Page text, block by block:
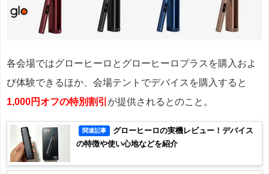
各会場ではグローヒーロとグローヒーロプラスを購入およ
び体験できるほか、会場テントでデバイスを購入すると
1,000円オフの特別割引 が提供されるとのこと。
関連記事
グローヒーロの実機レビュー！デバイス
の特徴や使い心地などを紹介